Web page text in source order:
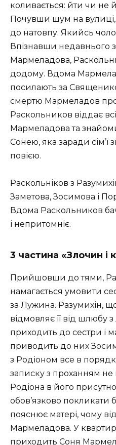
коливається: йти чи не
Почувши шум на
до натовпу. Якийсь
Впізнавши недавнього
Мармеладова,
додому. Вдома
посилають за
смертю Мармеладов
Раскольников віддає
Мармеладова та
Сонею, яка заради сім’ї
повією.
Раскольніков з
Заметова, Зосимова і
Вдома Раскольников
і непритомніє.
3 частина «Злочин і
Прийшовши до тями,
намагається умовити
за Лужина. Разумихін,
відмовляє її від шлюбу
приходить до сестри і
приводить до них
з Родіоном все в
записку з проханням
Родіона в його
обов’язково покликати
пояснює матері, чому
Мармеладова. У
приходить Соня